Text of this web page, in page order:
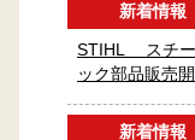
新着情報
STIHL スチー
ック部品販売
新着情報